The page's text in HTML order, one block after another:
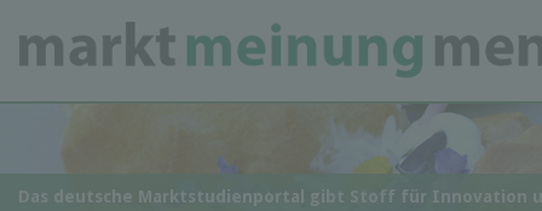
Das deutsche Marktstudienportal gibt Stoff für Innovation